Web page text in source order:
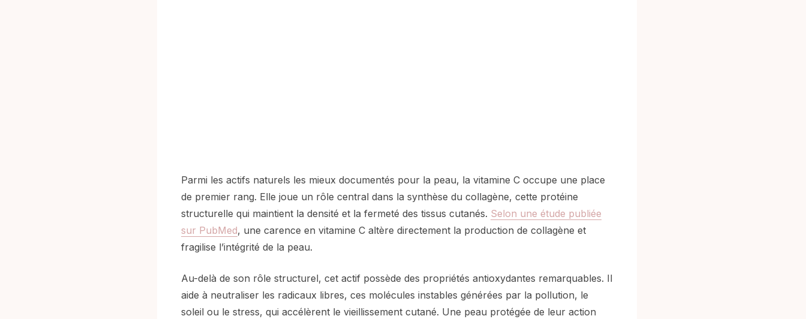
Parmi les actifs naturels les mieux documentés pour la peau, la vitamine C occupe une place
de premier rang. Elle joue un rôle central dans la synthèse du collagène, cette protéine
structurelle qui maintient la densité et la fermeté des tissus cutanés. Selon une étude publiée
sur PubMed, une carence en vitamine C altère directement la production de collagène et
fragilise l’intégrité de la peau.
Au-delà de son rôle structurel, cet actif possède des propriétés antioxydantes remarquables. Il
aide à neutraliser les radicaux libres, ces molécules instables générées par la pollution, le
soleil ou le stress, qui accélèrent le vieillissement cutané. Une peau protégée de leur action